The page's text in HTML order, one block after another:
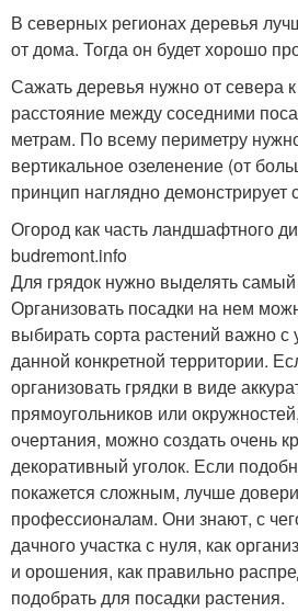
В северных регионах деревья
от дома. Тогда он будет хорошо
Сажать деревья нужно от севера
расстояние между соседними
метрам. По всему периметру
вертикальное озеленение (от
принцип наглядно
Огород как часть ландшафтного
budremont.info
Для грядок нужно выделять самый
Организовать посадки на нем
выбирать сорта растений важно с
данной конкретной территории.
организовать грядки в виде
прямоугольников или
очертания, можно создать очень
декоративный уголок. Если
покажется сложным, лучше
профессионалам. Они знают, с
дачного участка с нуля, как
и орошения, как правильно
подобрать для посадки растения.